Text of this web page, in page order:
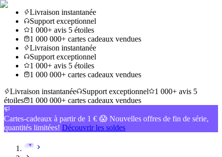
Livraison instantanée
Support exceptionnel
1 000+ avis 5 étoiles
1 000 000+ cartes cadeaux vendues
Livraison instantanée
Support exceptionnel
1 000+ avis 5 étoiles
1 000 000+ cartes cadeaux vendues
Livraison instantanée
Support exceptionnel
1 000+ avis 5
étoiles
1 000 000+ cartes cadeaux vendues
Cartes-cadeaux à partir de 1 € 😱 Nouvelles offres de fin de série,
quantités limitées! Découvrir les soldes